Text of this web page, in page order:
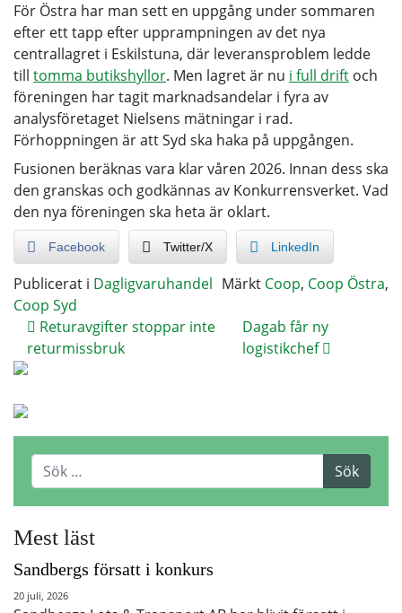
För Östra har man sett en uppgång under sommaren
efter ett tapp efter upprampningen av det nya
centrallagret i Eskilstuna, där leveransproblem ledde
till tomma butikshyllor. Men lagret är nu i full drift och
föreningen har tagit marknadsandelar i fyra av
analysföretaget Nielsens mätningar i rad.
Förhoppningen är att Syd ska haka på uppgången.
Fusionen beräknas vara klar våren 2026. Innan dess ska
den granskas och godkännas av Konkurrensverket. Vad
den nya föreningen ska heta är oklart.
Facebook Twitter/X LinkedIn
Publicerat i Dagligvaruhandel Märkt Coop, Coop Östra,
Coop Syd
Returavgifter stoppar inte
returmissbruk
Dagab får ny
logistikchef
Mest läst
Sandbergs försatt i konkurs
20 juli, 2026